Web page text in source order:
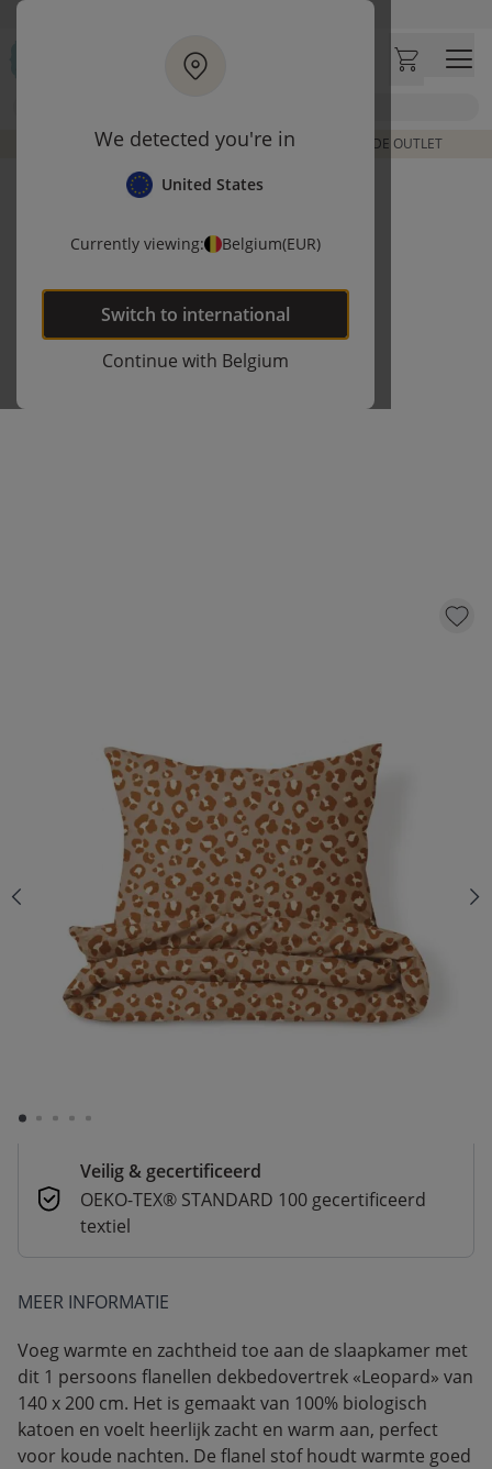
We detected you're in
United States
Currently viewing: Belgium(EUR)
Switch to international
Continue with Belgium
Ga naar hoofdinhoud
Klantbeoordelingen
DE LAATSTE ITEMS UIT VORIGE COLLECTIES | SHOP DE OUTLET
KLIK EN BESTEL
Snelle levering
Voor 23:00 besteld, dezelfde dag
verzonden
Veilig & gecertificeerd
OEKO-TEX® STANDARD 100 gecertificeerd
textiel
MEER INFORMATIE
Voeg warmte en zachtheid toe aan de slaapkamer met
dit 1 persoons flanellen dekbedovertrek «Leopard» van
140 x 200 cm. Het is gemaakt van 100% biologisch
katoen en voelt heerlijk zacht en warm aan, perfect
voor koude nachten. De flanel stof houdt warmte goed